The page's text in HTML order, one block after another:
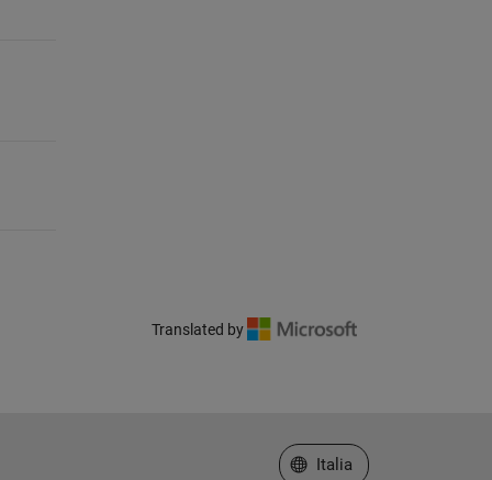
Translated by
Seleziona un sito web
Italia